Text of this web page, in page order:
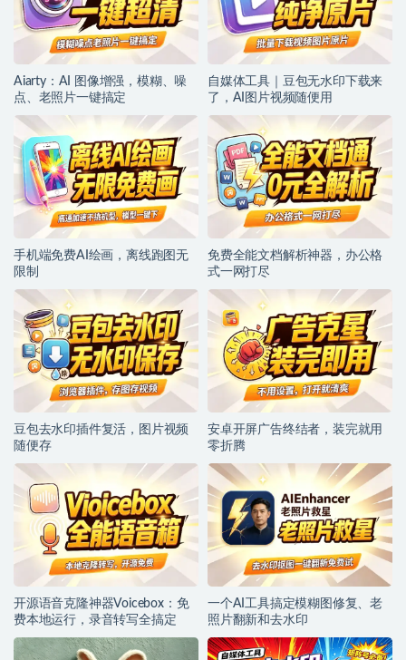
Aiarty：AI 图像增强，模糊、噪
点、老照片一键搞定
自媒体工具｜豆包无水印下载来
了，AI图片视频随便用
手机端免费AI绘画，离线跑图无
限制
免费全能文档解析神器，办公格
式一网打尽
豆包去水印插件复活，图片视频
随便存
安卓开屏广告终结者，装完就用
零折腾
开源语音克隆神器Voicebox：免
费本地运行，录音转写全搞定
一个AI工具搞定模糊图修复、老
照片翻新和去水印